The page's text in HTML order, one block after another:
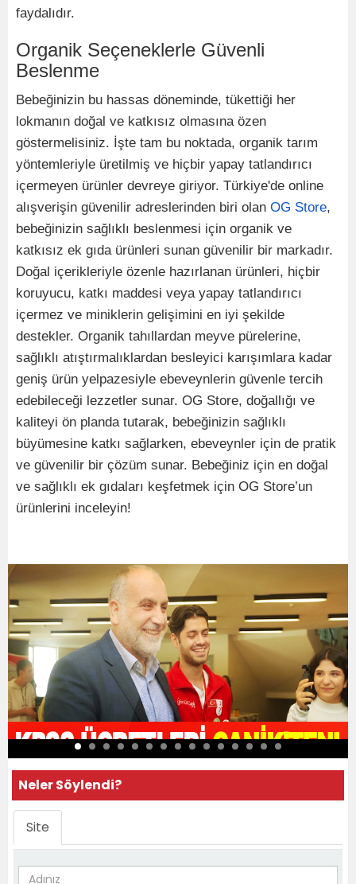
faydalıdır.
Organik Seçeneklerle Güvenli
Beslenme
Bebeğinizin bu hassas döneminde, tükettiği her
lokmanın doğal ve katkısız olmasına özen
göstermelisiniz. İşte tam bu noktada, organik tarım
yöntemleriyle üretilmiş ve hiçbir yapay tatlandırıcı
içermeyen ürünler devreye giriyor. Türkiye'de online
alışverişin güvenilir adreslerinden biri olan OG Store,
bebeğinizin sağlıklı beslenmesi için organik ve
katkısız ek gıda ürünleri sunan güvenilir bir markadır.
Doğal içerikleriyle özenle hazırlanan ürünleri, hiçbir
koruyucu, katkı maddesi veya yapay tatlandırıcı
içermez ve miniklerin gelişimini en iyi şekilde
destekler. Organik tahıllardan meyve pürelerine,
sağlıklı atıştırmalıklardan besleyici karışımlara kadar
geniş ürün yelpazesiyle ebeveynlerin güvenle tercih
edebileceği lezzetler sunar. OG Store, doğallığı ve
kaliteyi ön planda tutarak, bebeğinizin sağlıklı
büyümesine katkı sağlarken, ebeveynler için de pratik
ve güvenilir bir çözüm sunar. Bebeğiniz için en doğal
ve sağlıklı ek gıdaları keşfetmek için OG Store’un
ürünlerini inceleyin!
Neler Söylendi?
Site